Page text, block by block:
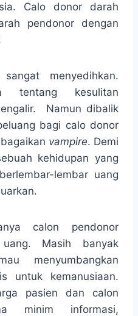
Calo donor darah
pendonor dengan
menyedihkan.
tentang kesulitan
Namun dibalik
bagi calo donor
vampire. Demi
kehidupan yang
lembar uang
calon pendonor
Masih banyak
menyumbangkan
untuk kemanusiaan.
pasien dan calon
minim informasi,